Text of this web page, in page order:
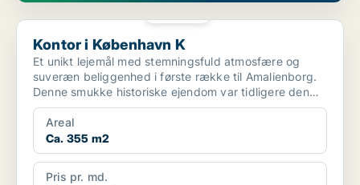
Kontor i København K
Kontor i København K
Et unikt lejemål med stemningsfuld atmosfære og
suveræn beliggenhed i første række til Amalienborg.
Denne smukke historiske ejendom var tidligere den
ga...
Areal
Ca. 355 m2
Pris pr. md.